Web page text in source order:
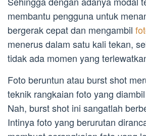
membantu pengguna untuk
bergerak cepat dan mengambil
menerus dalam satu kali tekan,
tidak ada momen yang
Foto beruntun atau burst shot
teknik rangkaian foto yang
Nah, burst shot ini sangatlah
Intinya foto yang berurutan